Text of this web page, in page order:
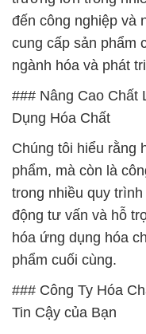
đến công nghiệp và
cung cấp sản phẩm
ngành hóa và phát
### Nâng Cao Chất
Dụng Hóa Chất
Chúng tôi hiểu rằng
phẩm, mà còn là
trong nhiều quy
động tư vấn và hỗ
hóa ứng dụng hóa
phẩm cuối cùng.
### Công Ty Hóa
Tin Cậy của Bạn